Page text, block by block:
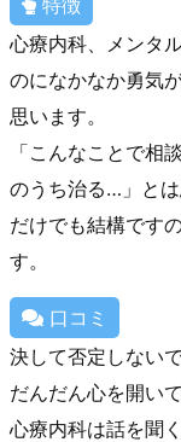
心療内科、メンタ
のになかなか勇気
思います。
「こんなことで
のうち治る…」と
だけでも結構です
す。
口コミ
決して否定しない
だんだん心を開い
心療内科は話を聞